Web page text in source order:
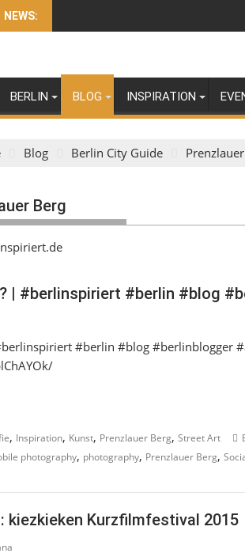
NEWS:
BERLIN BLOG INSPIRATION
Blog Berlin City Guide
Berg
| #berlinspiriert #berlin #blog
#berlin #blog #berlinblogger
, Inspiration, Kunst, Prenzlauer Berg, Street Art
photography, photography, Prenzlauer Berg,
kiezkieken Kurzfilmfestival 2015